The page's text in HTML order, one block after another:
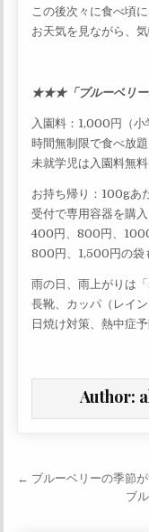
この後次々に食べ頃
お天気を見ながら、
★★★「ブルーベリー
入園料：1,000円（小
時間無制限で食べ放
未就学児は入園料無
お持ち帰り：100gあ
受付で専用容器を購
400円、800円、
800円、1,500円の袋
雨の日、雨上がりは
長靴、カッパ（レイ
日焼け対策、熱中症
Author:
投稿ナビゲ
← ブルーベリーの季節
ブ